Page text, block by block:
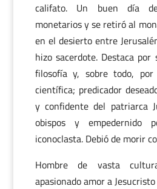
califato. Un buen día
monetarios y se retiró al
en el desierto entre
hizo sacerdote. Destaca
filosofía y, sobre todo,
científica; predicador
y confidente del patriarca
obispos y empedernido
iconoclasta. Debió de morir
Hombre de vasta
apasionado amor a